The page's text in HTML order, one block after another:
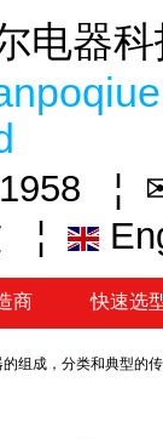
电器
¦
¦
商 快速选
的组成，分类和典型的